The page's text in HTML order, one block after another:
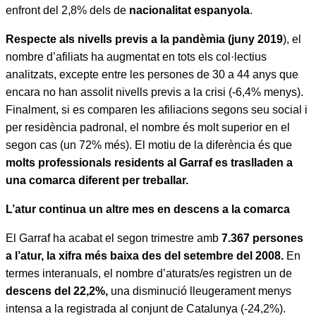
enfront del 2,8% dels de nacionalitat espanyola.
Respecte als nivells previs a la pandèmia (juny 2019), el
nombre d’afiliats ha augmentat en tots els col·lectius
analitzats, excepte entre les persones de 30 a 44 anys que
encara no han assolit nivells previs a la crisi (-6,4% menys).
Finalment, si es comparen les afiliacions segons seu social i
per residència padronal, el nombre és molt superior en el
segon cas (un 72% més). El motiu de la diferència és que
molts professionals residents al Garraf es traslladen a
una comarca diferent per treballar.
L’atur continua un altre mes en descens a la comarca
El Garraf ha acabat el segon trimestre amb 7.367 persones
a l’atur, la xifra més baixa des del setembre del 2008. En
termes interanuals, el nombre d’aturats/es registren un de
descens del 22,2%, una disminució lleugerament menys
intensa a la registrada al conjunt de Catalunya (-24,2%).